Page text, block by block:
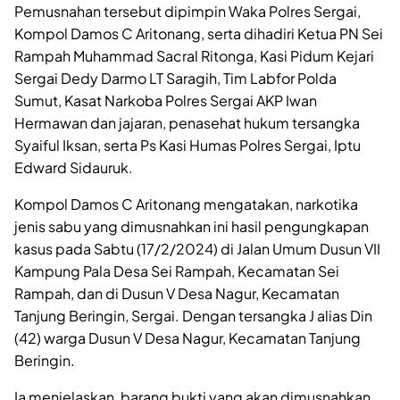
Pemusnahan tersebut dipimpin Waka Polres Sergai,
Kompol Damos C Aritonang, serta dihadiri Ketua PN Sei
Rampah Muhammad Sacral Ritonga, Kasi Pidum Kejari
Sergai Dedy Darmo LT Saragih, Tim Labfor Polda
Sumut, Kasat Narkoba Polres Sergai AKP Iwan
Hermawan dan jajaran, penasehat hukum tersangka
Syaiful Iksan, serta Ps Kasi Humas Polres Sergai, Iptu
Edward Sidauruk.
Kompol Damos C Aritonang mengatakan, narkotika
jenis sabu yang dimusnahkan ini hasil pengungkapan
kasus pada Sabtu (17/2/2024) di Jalan Umum Dusun VII
Kampung Pala Desa Sei Rampah, Kecamatan Sei
Rampah, dan di Dusun V Desa Nagur, Kecamatan
Tanjung Beringin, Sergai. Dengan tersangka J alias Din
(42) warga Dusun V Desa Nagur, Kecamatan Tanjung
Beringin.